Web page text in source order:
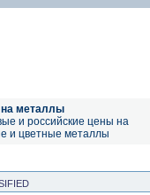
металлы
и российские цены на
и цветные металлы